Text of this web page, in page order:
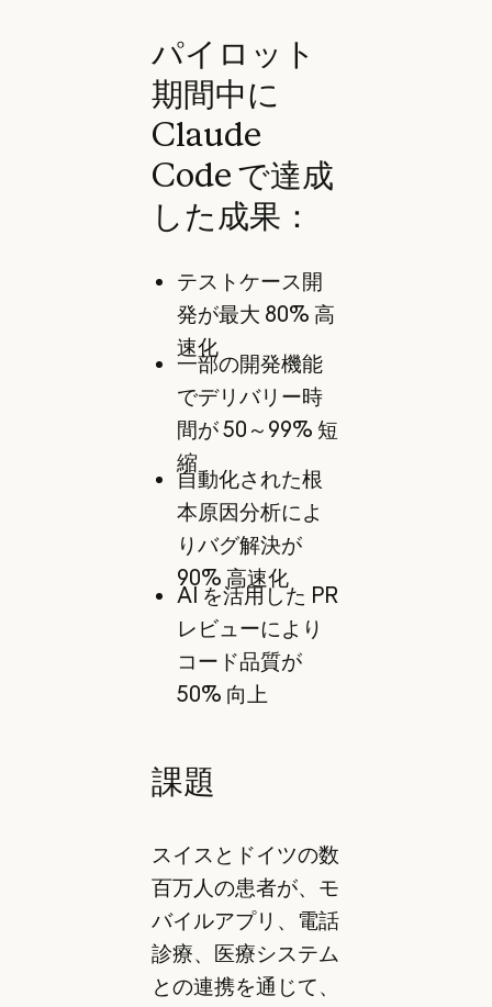
パイロット
期間中に
Claude
Code で達成
した成果：
テストケース開
発が最大 80% 高
速化
一部の開発機能
でデリバリー時
間が 50～99% 短
縮
自動化された根
本原因分析によ
りバグ解決が
90% 高速化
AI を活用した PR
レビューにより
コード品質が
50% 向上
課題
スイスとドイツの数
百万人の患者が、モ
バイルアプリ、電話
診療、医療システム
との連携を通じて、